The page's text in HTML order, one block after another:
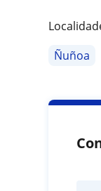
Ñuñoa